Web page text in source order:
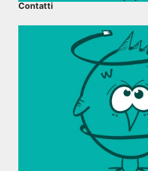
Contatti